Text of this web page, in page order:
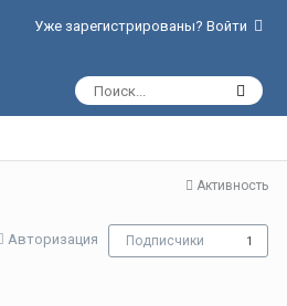
Уже зарегистрированы? Войти
Активность
Авторизация Подписчики 1